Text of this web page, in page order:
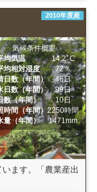
2010年度産
気候条件概要
均気温
14.2ﾟC
均相対湿度
72％
日数（年間）
46日
日数（年間）
99日
数（年間）
10日
時間（年間）2250時間
量（年間）
1471mm
ます。「農業産出